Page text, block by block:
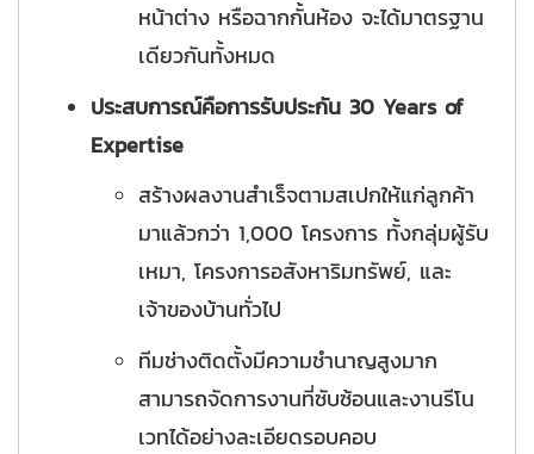
หน้าต่าง หรือฉากกั้นห้อง จะได้มาตรฐาน
เดียวกันทั้งหมด
ประสบการณ์คือการรับประกัน 30 Years of
Expertise
สร้างผลงานสำเร็จตามสเปกให้แก่ลูกค้า
มาแล้วกว่า 1,000 โครงการ ทั้งกลุ่มผู้รับ
เหมา, โครงการอสังหาริมทรัพย์, และ
เจ้าของบ้านทั่วไป
ทีมช่างติดตั้งมีความชำนาญสูงมาก
สามารถจัดการงานที่ซับซ้อนและงานรีโน
เวทได้อย่างละเอียดรอบคอบ